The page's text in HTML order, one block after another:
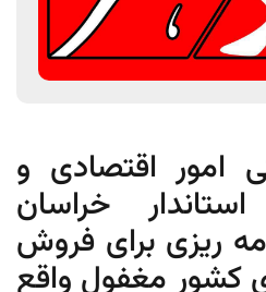
امور اقتصادی و
خراسان
ریزی برای فروش
کشور مغفول واقع